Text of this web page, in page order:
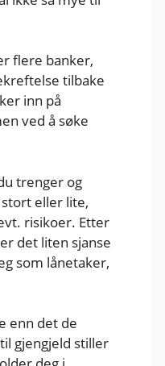
flere banker,
tilbake
inn på
ved å søke
trenger og
eller lite,
risikoer. Etter
det liten sjanse
som lånetaker,
enn det de
gjengjeld stiller